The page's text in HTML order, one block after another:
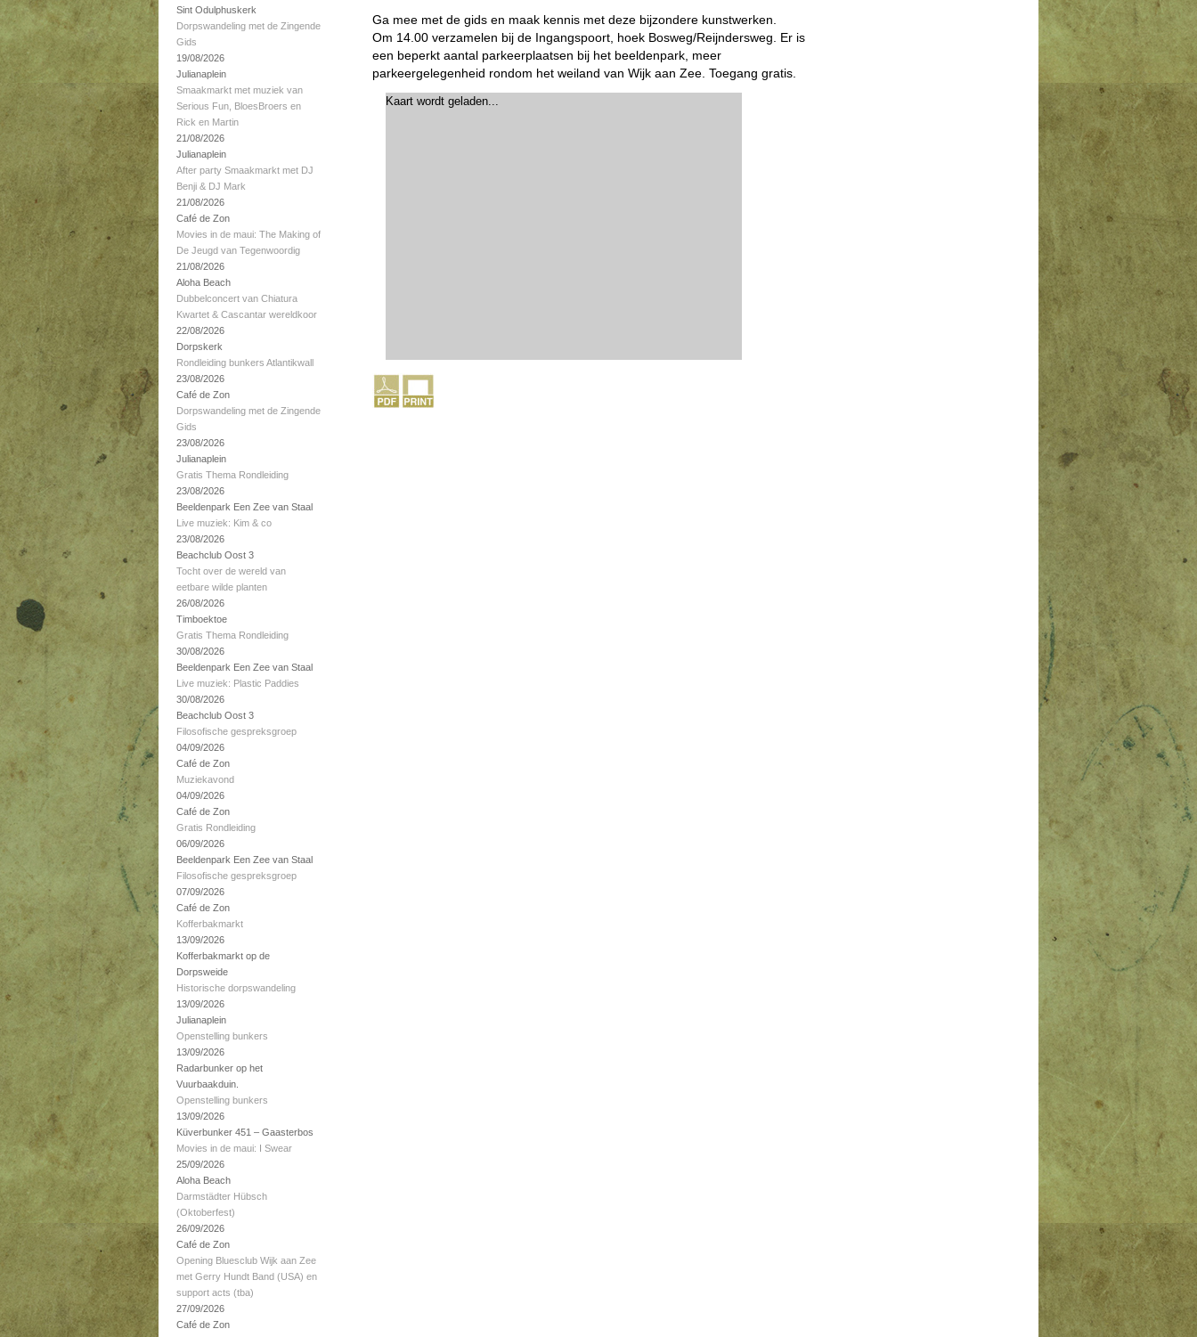
Sint Odulphuskerk
Dorpswandeling met de Zingende
Gids
19/08/2026
Julianaplein
Smaakmarkt met muziek van
Serious Fun, BloesBroers en
Rick en Martin
21/08/2026
Julianaplein
After party Smaakmarkt met DJ
Benji & DJ Mark
21/08/2026
Café de Zon
Movies in de maui: The Making of
De Jeugd van Tegenwoordig
21/08/2026
Aloha Beach
Dubbelconcert van Chiatura
Kwartet & Cascantar wereldkoor
22/08/2026
Dorpskerk
Rondleiding bunkers Atlantikwall
23/08/2026
Café de Zon
Dorpswandeling met de Zingende
Gids
23/08/2026
Julianaplein
Gratis Thema Rondleiding
23/08/2026
Beeldenpark Een Zee van Staal
Live muziek: Kim & co
23/08/2026
Beachclub Oost 3
Tocht over de wereld van
eetbare wilde planten
26/08/2026
Timboektoe
Gratis Thema Rondleiding
30/08/2026
Beeldenpark Een Zee van Staal
Live muziek: Plastic Paddies
30/08/2026
Beachclub Oost 3
Filosofische gespreksgroep
04/09/2026
Café de Zon
Muziekavond
04/09/2026
Café de Zon
Gratis Rondleiding
06/09/2026
Beeldenpark Een Zee van Staal
Filosofische gespreksgroep
07/09/2026
Café de Zon
Kofferbakmarkt
13/09/2026
Kofferbakmarkt op de
Dorpsweide
Historische dorpswandeling
13/09/2026
Julianaplein
Openstelling bunkers
13/09/2026
Radarbunker op het
Vuurbaakduin.
Openstelling bunkers
13/09/2026
Küverbunker 451 – Gaasterbos
Movies in de maui: I Swear
25/09/2026
Aloha Beach
Darmstädter Hübsch
(Oktoberfest)
26/09/2026
Café de Zon
Opening Bluesclub Wijk aan Zee
met Gerry Hundt Band (USA) en
support acts (tba)
27/09/2026
Café de Zon
Ga mee met de gids en maak kennis met deze bijzondere kunstwerken.
Om 14.00 verzamelen bij de Ingangspoort, hoek Bosweg/Reijndersweg. Er is
een beperkt aantal parkeerplaatsen bij het beeldenpark, meer
parkeergelegenheid rondom het weiland van Wijk aan Zee. Toegang gratis.
Kaart wordt geladen...